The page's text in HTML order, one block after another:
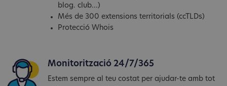
blog. club...)
Més de 300 extensions territorials (ccTLDs)
Protecció Whois
Monitorització 24/7/365
Estem sempre al teu costat per ajudar-te amb tot